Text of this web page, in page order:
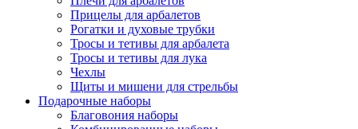
Прицелы для арбалетов
Рогатки и духовые трубки
Тросы и тетивы для арбалета
Тросы и тетивы для лука
Чехлы
Щиты и мишени для стрельбы
Подарочные наборы
Благовония наборы